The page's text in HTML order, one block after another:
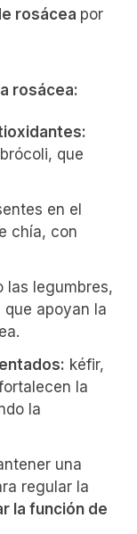
rosácea por
rosácea:
que
en el
chía, con
las legumbres,
que apoyan la
kéfir,
la
la
una
regular la
la función de